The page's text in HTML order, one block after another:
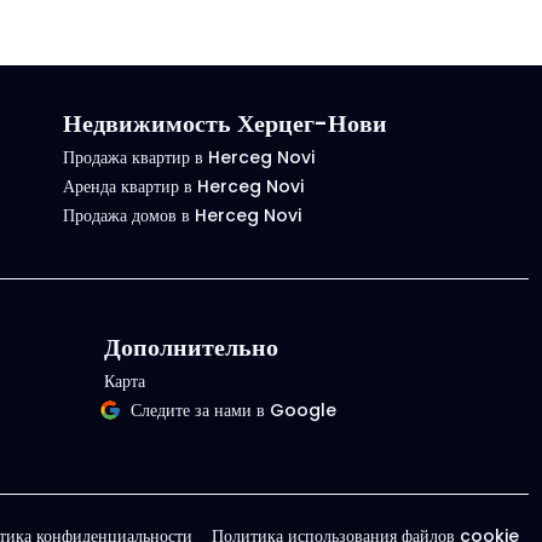
Недвижимость Херцег-Нови
Продажа квартир в Herceg Novi
Аренда квартир в Herceg Novi
Продажа домов в Herceg Novi
Дополнительно
Карта
Следите за нами в Google
конфиденциальности Политика использования файлов cookie